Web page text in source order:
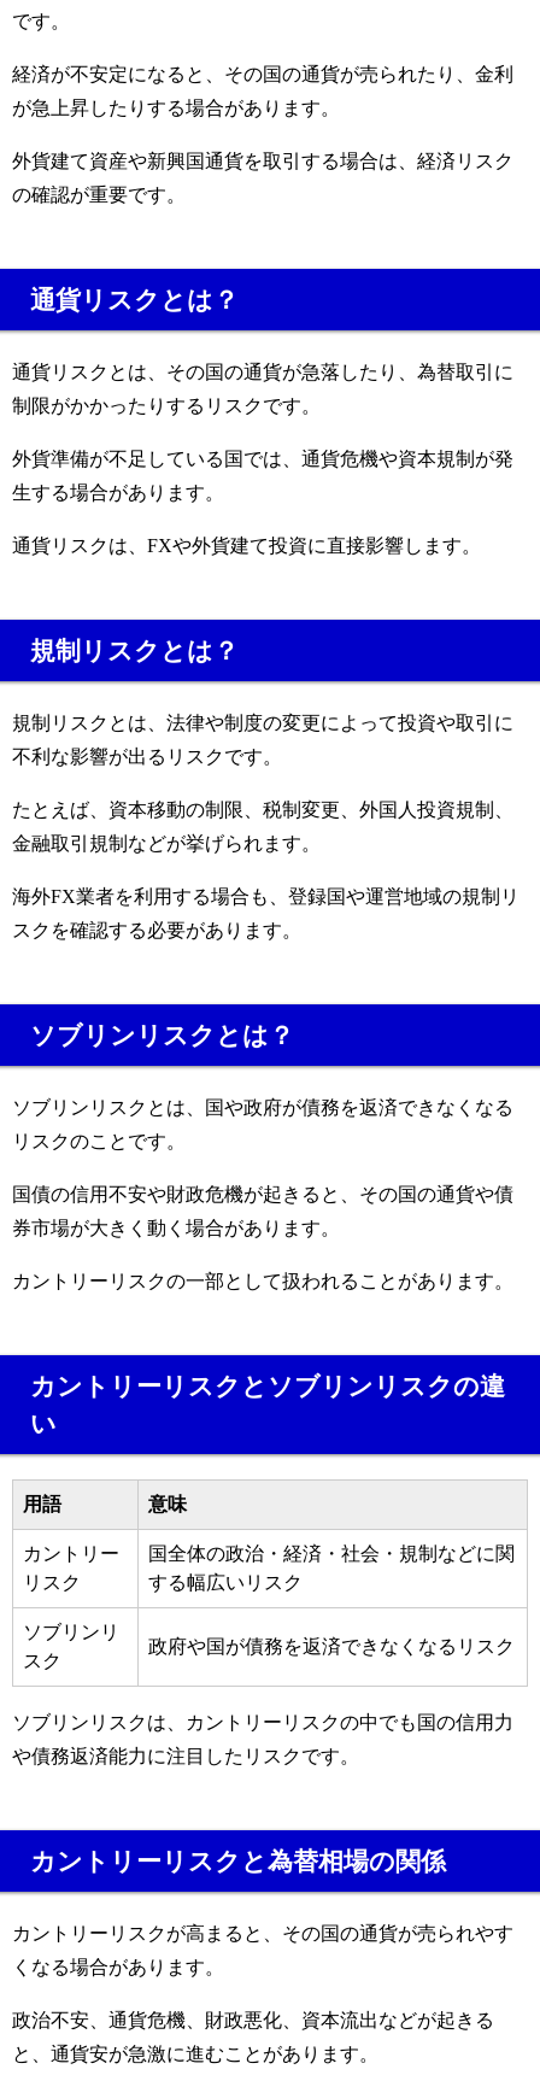
です。
経済が不安定になると、その国の通貨が売られたり、金利
が急上昇したりする場合があります。
外貨建て資産や新興国通貨を取引する場合は、経済リスク
の確認が重要です。
通貨リスクとは？
通貨リスクとは、その国の通貨が急落したり、為替取引に
制限がかかったりするリスクです。
外貨準備が不足している国では、通貨危機や資本規制が発
生する場合があります。
通貨リスクは、FXや外貨建て投資に直接影響します。
規制リスクとは？
規制リスクとは、法律や制度の変更によって投資や取引に
不利な影響が出るリスクです。
たとえば、資本移動の制限、税制変更、外国人投資規制、
金融取引規制などが挙げられます。
海外FX業者を利用する場合も、登録国や運営地域の規制リ
スクを確認する必要があります。
ソブリンリスクとは？
ソブリンリスクとは、国や政府が債務を返済できなくなる
リスクのことです。
国債の信用不安や財政危機が起きると、その国の通貨や債
券市場が大きく動く場合があります。
カントリーリスクの一部として扱われることがあります。
カントリーリスクとソブリンリスクの違
い
用語 意味
カントリー
リスク
国全体の政治・経済・社会・規制などに関
する幅広いリスク
ソブリンリ
スク
政府や国が債務を返済できなくなるリスク
ソブリンリスクは、カントリーリスクの中でも国の信用力
や債務返済能力に注目したリスクです。
カントリーリスクと為替相場の関係
カントリーリスクが高まると、その国の通貨が売られやす
くなる場合があります。
政治不安、通貨危機、財政悪化、資本流出などが起きる
と、通貨安が急激に進むことがあります。